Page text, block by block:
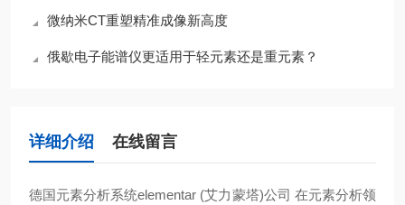
微纳米CT重塑精准成像新高度
俄歇电子能谱仪更适用于轻元素还是重元素？
详细介绍 在线留言
德国元素分析系统elementar (艾力蒙塔)公司 在元素分析领